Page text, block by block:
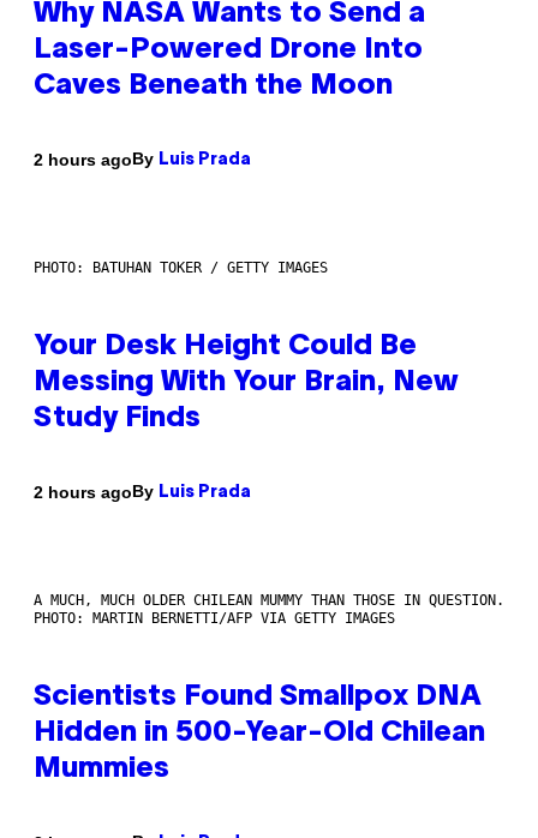
Why NASA Wants to Send a
Laser-Powered Drone Into
Caves Beneath the Moon
2 hours agoBy Luis Prada
PHOTO: BATUHAN TOKER / GETTY IMAGES
Your Desk Height Could Be
Messing With Your Brain, New
Study Finds
2 hours agoBy Luis Prada
A MUCH, MUCH OLDER CHILEAN MUMMY THAN THOSE IN QUESTION.
PHOTO: MARTIN BERNETTI/AFP VIA GETTY IMAGES
Scientists Found Smallpox DNA
Hidden in 500-Year-Old Chilean
Mummies